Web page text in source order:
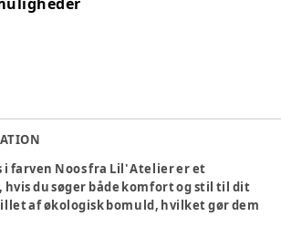
i farven Noos fra Lil' Atelier er et
du søger både komfort og stil til dit
af økologisk bomuld, hvilket gør dem
og til et bæredygtigt valg. Den